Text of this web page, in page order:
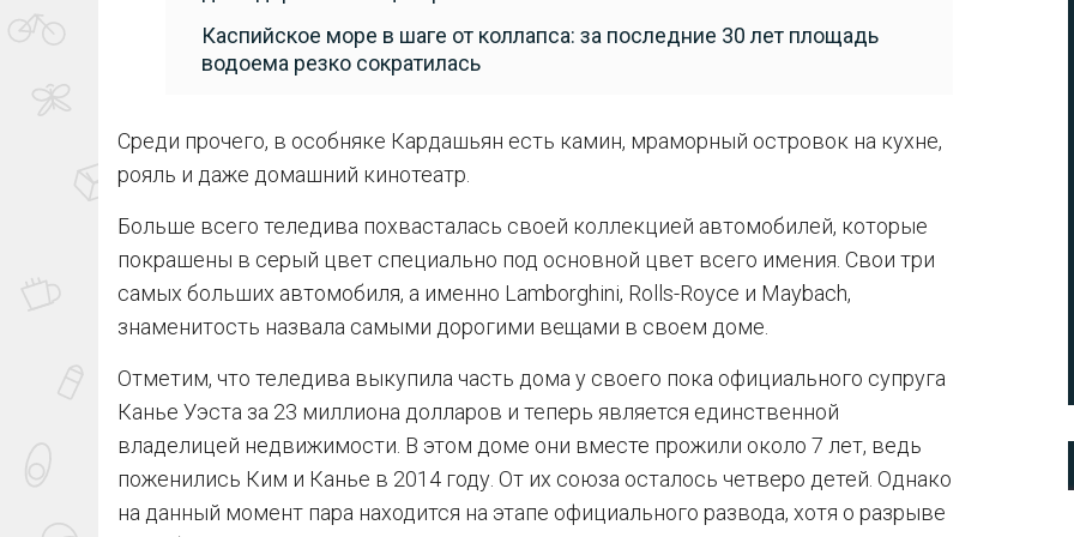
Каспийское море в шаге от коллапса: за последние 30 лет площадь
водоема резко сократилась
Среди прочего, в особняке Кардашьян есть камин, мраморный островок на кухне,
рояль и даже домашний кинотеатр.
Больше всего теледива похвасталась своей коллекцией автомобилей, которые
покрашены в серый цвет специально под основной цвет всего имения. Свои три
самых больших автомобиля, а именно Lamborghini, Rolls-Royce и Maybach,
знаменитость назвала самыми дорогими вещами в своем доме.
Отметим, что теледива выкупила часть дома у своего пока официального супруга
Канье Уэста за 23 миллиона долларов и теперь является единственной
владелицей недвижимости. В этом доме они вместе прожили около 7 лет, ведь
поженились Ким и Канье в 2014 году. От их союза осталось четверо детей. Однако
на данный момент пара находится на этапе официального развода, хотя о разрыве